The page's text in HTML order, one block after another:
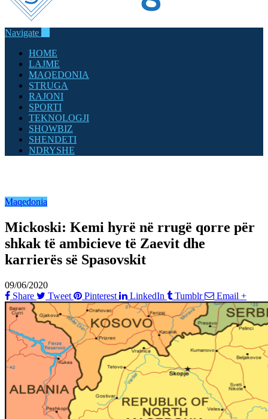
Navigate
HOME
LAJME
MAQEDONIA
STRUGA
RAJONI
SPORTI
TEKNOLOGJI
SHOWBIZ
SHENDETI
NDRYSHE
Maqedonia
Mickoski: Kemi hyrë në rrugë qorre për
shkak të ambicieve të Zaevit dhe
karrierës së Spasovskit
09/06/2020
Share
Tweet Pinterest LinkedIn Tumblr Email +